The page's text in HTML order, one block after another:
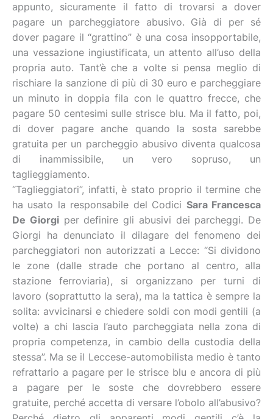
appunto, sicuramente il fatto di trovarsi a dover
pagare un parcheggiatore abusivo. Già di per sé
dover pagare il “grattino” è una cosa insopportabile,
una vessazione ingiustificata, un attento all’uso della
propria auto. Tant’è che a volte si pensa meglio di
rischiare la sanzione di più di 30 euro e parcheggiare
un minuto in doppia fila con le quattro frecce, che
pagare 50 centesimi sulle strisce blu. Ma il fatto, poi,
di dover pagare anche quando la sosta sarebbe
gratuita per un parcheggio abusivo diventa qualcosa
di inammissibile, un vero sopruso, un
taglieggiamento.
“Taglieggiatori”, infatti, è stato proprio il termine che
ha usato la responsabile del Codici Sara Francesca
De Giorgiper definire gli abusivi dei parcheggi. De
Giorgi ha denunciato il dilagare del fenomeno dei
parcheggiatori non autorizzati a Lecce: “Si dividono
le zone (dalle strade che portano al centro, alla
stazione ferroviaria), si organizzano per turni di
lavoro (soprattutto la sera), ma la tattica è sempre la
solita: avvicinarsi e chiedere soldi con modi gentili (a
volte) a chi lascia l’auto parcheggiata nella zona di
propria competenza, in cambio della custodia della
stessa”. Ma se il Leccese-automobilista medio è tanto
refrattario a pagare per le strisce blu e ancora di più
a pagare per le soste che dovrebbero essere
gratuite, perché accetta di versare l’obolo all’abusivo?